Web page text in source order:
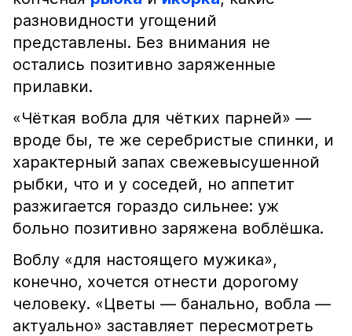
разновидности угощений
представлены. Без внимания не
остались позитивно заряженные
прилавки.
«Чёткая вобла для чётких парней» —
вроде бы, те же серебристые спинки, и
характерный запах свежевысушенной
рыбки, что и у соседей, но аппетит
разжигается гораздо сильнее: уж
больно позитивно заряжена воблёшка.
Воблу «для настоящего мужика»,
конечно, хочется отнести дорогому
человеку. «Цветы — банально, вобла —
актуально» заставляет пересмотреть